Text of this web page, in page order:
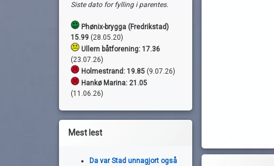
Siste dato for fylling i parentes.
Phønix-brygga (Fredrikstad)
15.99 (28.05.20)
Ullern båtforening: 17.36
(23.07.26)
Holmestrand: 19.85(9.07.26)
Hankø Marina: 21.05
(11.06.26)
Mest lest
Da var Stad unnagjort også